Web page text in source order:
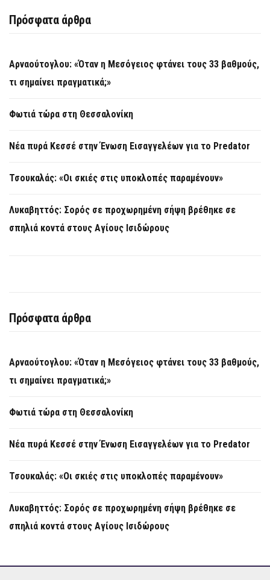
Πρόσφατα άρθρα
Αρναούτογλου: «Όταν η Μεσόγειος φτάνει τους 33 βαθμούς,
τι σημαίνει πραγματικά;»
Φωτιά τώρα στη Θεσσαλονίκη
Νέα πυρά Κεσσέ στην Ένωση Εισαγγελέων για το Predator
Τσουκαλάς: «Οι σκιές στις υποκλοπές παραμένουν»
Λυκαβηττός: Σορός σε προχωρημένη σήψη βρέθηκε σε
σπηλιά κοντά στους Αγίους Ισιδώρους
Πρόσφατα άρθρα
Αρναούτογλου: «Όταν η Μεσόγειος φτάνει τους 33 βαθμούς,
τι σημαίνει πραγματικά;»
Φωτιά τώρα στη Θεσσαλονίκη
Νέα πυρά Κεσσέ στην Ένωση Εισαγγελέων για το Predator
Τσουκαλάς: «Οι σκιές στις υποκλοπές παραμένουν»
Λυκαβηττός: Σορός σε προχωρημένη σήψη βρέθηκε σε
σπηλιά κοντά στους Αγίους Ισιδώρους